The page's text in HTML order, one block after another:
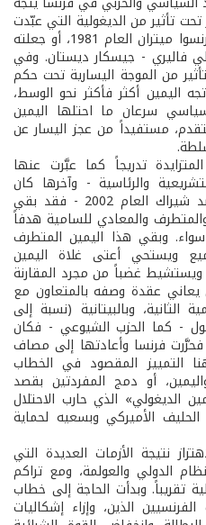
تأثير من الديغولية التي عبّدت
الطريق أمام انتخاب الاشتراكي فرنسوا ميتران العام 1981، أو جعلته
فاليري - جيسكار ديستان. وفي
من الموجة اليسارية تحت حكم
اليمين أكثر فأكثر نحو الوسط،
سرعان ما احتلها اليمين
مستفيداً من عجز اليسار عن
تدريجاً كما عبَّرت عنها
والرئاسية - وآخرها كان
وصول لوبان إلى الدورة الثانية ضد شيراك العام 2002 - فقد بقي
والمعادي للسامية هدفاً
وبقي هذا اليمين المتطرف
ويستحي أعتى غلاة اليمين
ويستشيط غضباً من مجرد المقارنة
عقدة وصفه بالمتعاون مع
الثانية، وبالبيتانية (نسبة إلى
- كما الحزب الشيوعي - فكان
فرنسا وأعادتها إلى مصاف
التمييز المقصود في الخطاب
أو دمج المفردتين بقصد
الديغولي» الذي حارب الاحتلال
الأميركي وبسعيه لحماية
نتيجة الأزمات العديدة التي
الدولي والعولمة، ومع تراكم
تقريباً. وبدأت الحاجة إلى خطاب
الذين، وإزاء إشكاليات